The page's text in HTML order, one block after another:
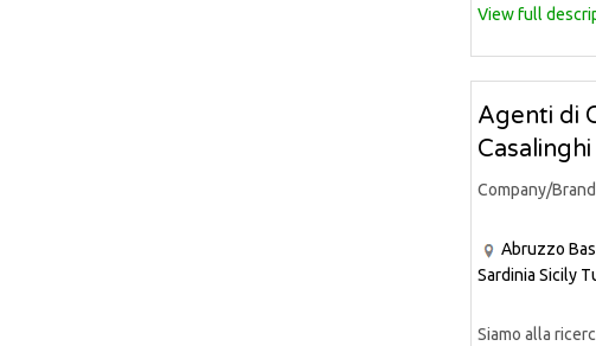
View full
Agenti di
Company/
Abruzzo
Sardinia Sicily
Siamo alla